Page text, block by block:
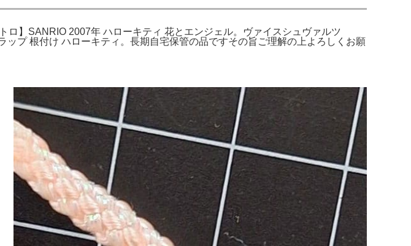
】SANRIO 2007年 ハローキティ 花とエンジェル。ヴァイスシュヴァルツ
プ 根付け ハローキティ。長期自宅保管の品ですその旨ご理解の上よろしくお願